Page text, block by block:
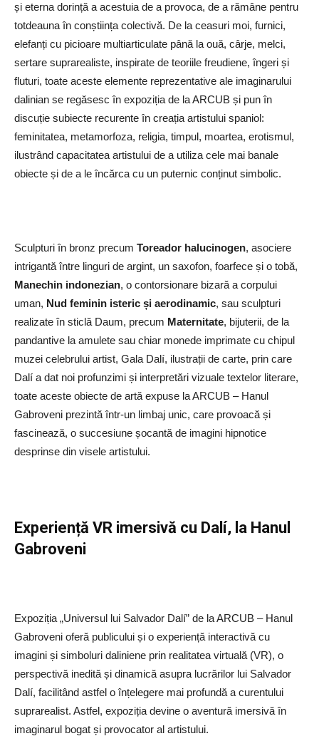
și eterna dorință a acestuia de a provoca, de a rămâne pentru
totdeauna în conștiința colectivă. De la ceasuri moi, furnici,
elefanți cu picioare multiarticulate până la ouă, cârje, melci,
sertare suprarealiste, inspirate de teoriile freudiene, îngeri și
fluturi, toate aceste elemente reprezentative ale imaginarului
dalinian se regăsesc în expoziția de la ARCUB și pun în
discuție subiecte recurente în creația artistului spaniol:
feminitatea, metamorfoza, religia, timpul, moartea, erotismul,
ilustrând capacitatea artistului de a utiliza cele mai banale
obiecte și de a le încărca cu un puternic conținut simbolic.
Sculpturi în bronz precum Toreador halucinogen, asociere
intrigantă între linguri de argint, un saxofon, foarfece și o tobă,
Manechin indonezian, o contorsionare bizară a corpului
uman, Nud feminin isteric și aerodinamic, sau sculpturi
realizate în sticlă Daum, precum Maternitate, bijuterii, de la
pandantive la amulete sau chiar monede imprimate cu chipul
muzei celebrului artist, Gala Dalí, ilustrații de carte, prin care
Dalí a dat noi profunzimi și interpretări vizuale textelor literare,
toate aceste obiecte de artă expuse la ARCUB – Hanul
Gabroveni prezintă într-un limbaj unic, care provoacă și
fascinează, o succesiune șocantă de imagini hipnotice
desprinse din visele artistului.
Experiență VR imersivă cu Dalí, la Hanul
Gabroveni
Expoziția „Universul lui Salvador Dalí” de la ARCUB – Hanul
Gabroveni oferă publicului și o experiență interactivă cu
imagini și simboluri daliniene prin realitatea virtuală (VR), o
perspectivă inedită și dinamică asupra lucrărilor lui Salvador
Dalí, facilitând astfel o înțelegere mai profundă a curentului
suprarealist. Astfel, expoziția devine o aventură imersivă în
imaginarul bogat și provocator al artistului.